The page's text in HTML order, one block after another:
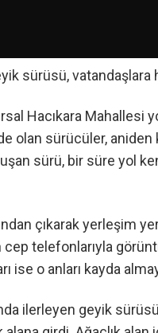
sürüsü, vatandaşlara
Hacıkara
olan sürücüler, aniden
sürü, bir süre yol
çıkarak yerleşim
telefonlarıyla
ise o anları kayda
ilerleyen geyik